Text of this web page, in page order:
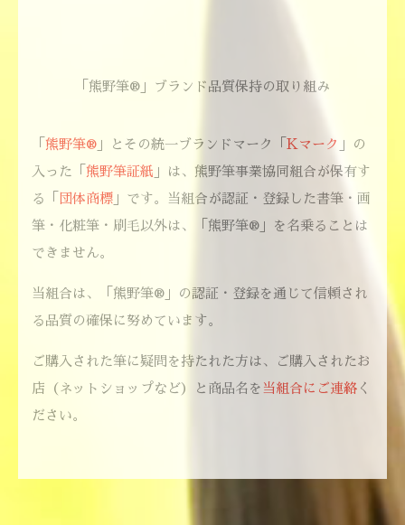
「熊野筆®」ブランド品質保持の取り組み
「 熊野筆® 」とその統一ブランドマーク「 Kマーク 」の
入った「 熊野筆証紙 」は、熊野筆事業協同組合が保有す
る「 団体商標 」です。当組合が認証・登録した書筆・画
筆・化粧筆・刷毛以外は、「熊野筆®」を名乗ることは
できません。
当組合は、「熊野筆®」の認証・登録を通じて信頼され
る品質の確保に努めています。
ご購入された筆に疑問を持たれた方は、ご購入されたお
店（ネットショップなど）と商品名を 当組合にご連絡 く
ださい。